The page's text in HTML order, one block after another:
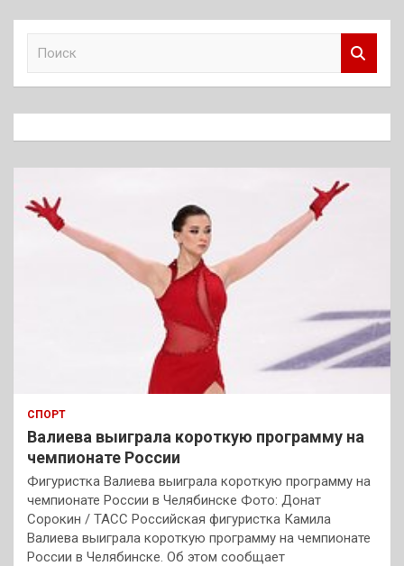
к
СПОРТ
Валиева выиграла короткую программу на
чемпионате России
Фигуристка Валиева выиграла короткую программу на
чемпионате России в Челябинске Фото: Донат
Сорокин / ТАСС Российская фигуристка Камила
Валиева выиграла короткую программу на чемпионате
России в Челябинске. Об этом сообщает